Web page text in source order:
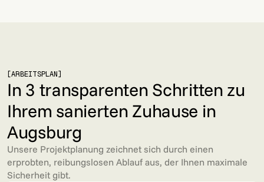
[ARBEITSPLAN]
In 3 transparenten Schritten zu
Ihrem sanierten Zuhause in
Augsburg
Unsere Projektplanung zeichnet sich durch einen
erprobten, reibungslosen Ablauf aus, der Ihnen maximale
Sicherheit gibt.